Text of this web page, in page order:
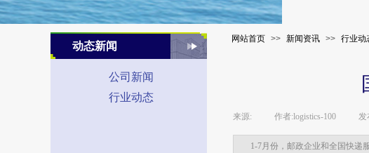
网站首页 >> 新闻资讯 >> 行业动
动态新闻
来源: 作者:logistics-100 发
1-7月份，邮政企业和全国快递
公司新闻
行业动态